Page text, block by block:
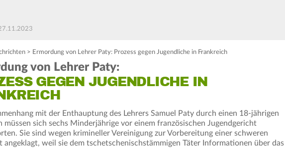
> Ermordung von Lehrer Paty: Prozess gegen Jugendliche in Frankreich
von Lehrer Paty:
GEGEN JUGENDLICHE IN
mit der Enthauptung des Lehrers Samuel Paty durch einen 18-jährigen
müssen sich sechs Minderjährige vor einem französischen Jugendgericht
Sie sind wegen krimineller Vereinigung zur Vorbereitung einer schweren
angeklagt, weil sie dem tschetschenischstämmigen Täter Informationen über das